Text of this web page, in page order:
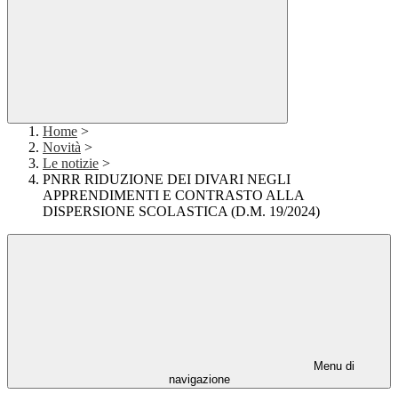
Home >
Novità >
Le notizie >
PNRR RIDUZIONE DEI DIVARI NEGLI
APPRENDIMENTI E CONTRASTO ALLA
DISPERSIONE SCOLASTICA (D.M. 19/2024)
Menu di
navigazione